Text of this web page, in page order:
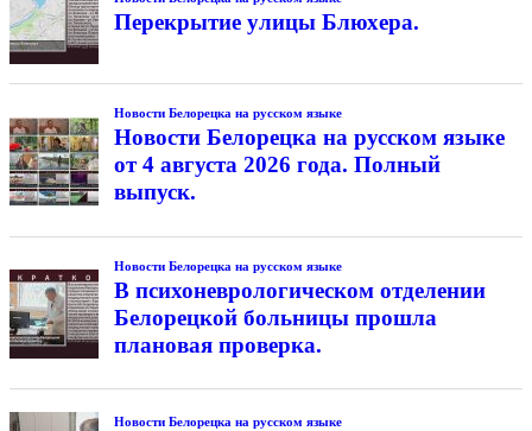
Перекрытие улицы Блюхера.
Новости Белорецка на русском языке
Новости Белорецка на русском языке
от 4 августа 2026 года. Полный
выпуск.
Новости Белорецка на русском языке
В психоневрологическом отделении
Белорецкой больницы прошла
плановая проверка.
Новости Белорецка на русском языке